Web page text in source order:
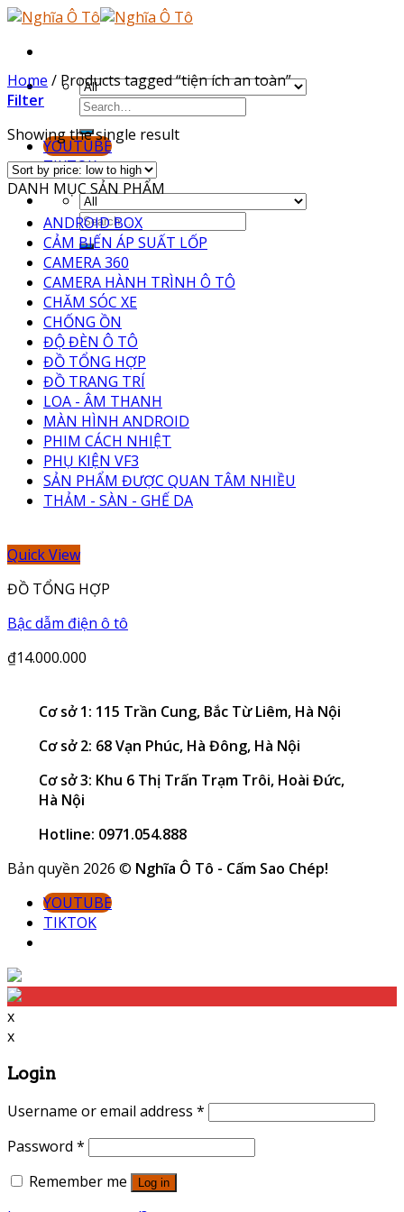
Skip
content
YOUTUBE
TIKTOK
Home / Products tagged “tiện ích an toàn”
Filter
Showing the single result
DANH MỤC SẢN PHẨM
ANDROID BOX
CẢM BIẾN ÁP SUẤT LỐP
CAMERA 360
CAMERA HÀNH TRÌNH Ô TÔ
CHĂM SÓC XE
CHỐNG ỒN
ĐỘ ĐÈN Ô TÔ
ĐỒ TỔNG HỢP
ĐỒ TRANG TRÍ
LOA - ÂM THANH
MÀN HÌNH ANDROID
PHIM CÁCH NHIỆT
PHỤ KIỆN VF3
SẢN PHẨM ĐƯỢC QUAN TÂM NHIỀU
THẢM - SÀN - GHẾ DA
Quick View
ĐỒ TỔNG HỢP
Bậc dẫm điện ô tô
₫14.000.000
Cơ sở 1: 115 Trần Cung, Bắc Từ Liêm, Hà Nội
Cơ sở 2: 68 Vạn Phúc, Hà Đông, Hà Nội
Cơ sở 3: Khu 6 Thị Trấn Trạm Trôi, Hoài Đức,
Hà Nội
Hotline: 0971.054.888
Bản quyền 2026 © Nghĩa Ô Tô - Cấm Sao Chép!
YOUTUBE
TIKTOK
x
x
Login
Username or email address *
Password *
Remember me
Log in